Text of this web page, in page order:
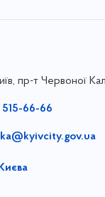
пр-т Червоної
66-66